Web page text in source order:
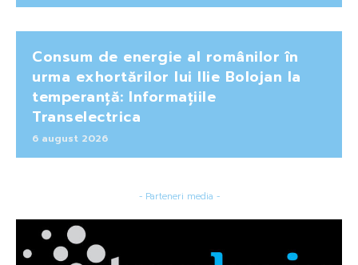
Consum de energie al românilor în
urma exhortărilor lui Ilie Bolojan la
temperanță: Informațiile
Transelectrica
6 august 2026
- Parteneri media -